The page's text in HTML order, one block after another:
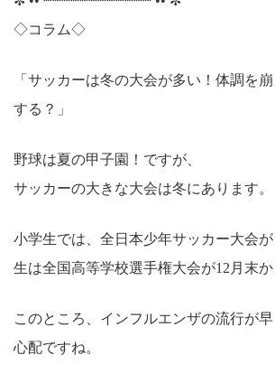
◇コラム◇
「サッカーは冬の大会が多い！体調を
する？」
野球は夏の甲子園！ですが、
サッカーの大きな大会は冬にあります。
小学生では、全日本少年サッカー大会
生は全国高等学校選手権大会が12月末か
このところ、インフルエンザの流行が
心配ですね。